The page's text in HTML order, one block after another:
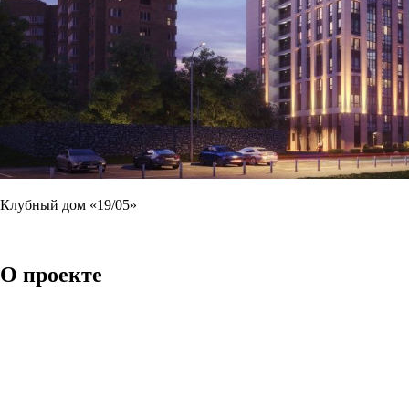
Клубный дом «19/05»
О проекте